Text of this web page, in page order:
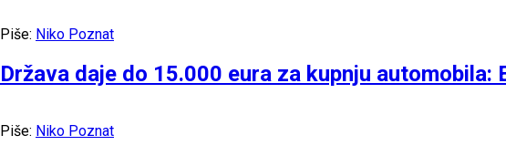
Piše: Niko Poznat
Država daje do 15.000 eura za kupnju
Piše: Niko Poznat